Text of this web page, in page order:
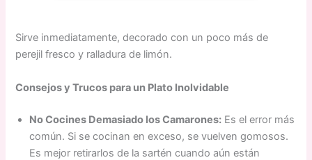
Sirve inmediatamente, decorado con un poco más de
perejil fresco y ralladura de limón.
Consejos y Trucos para un Plato Inolvidable
No Cocines Demasiado los Camarones: Es el error más
común. Si se cocinan en exceso, se vuelven gomosos.
Es mejor retirarlos de la sartén cuando aún están